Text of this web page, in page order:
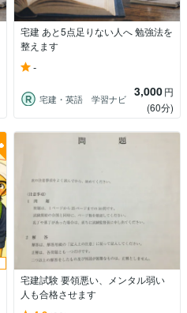
宅建 あと5点足りない人へ 勉強法を
整えます
-
宅建・英語 学習ナビ 3,000円
(60分)
宅建試験 要領悪い、メンタル弱い
人も合格させます